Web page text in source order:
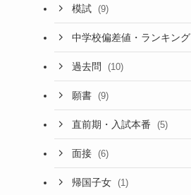
模試 (9)
中学校偏差値・ランキング
過去問 (10)
願書 (9)
直前期・入試本番 (5)
面接 (6)
帰国子女 (1)